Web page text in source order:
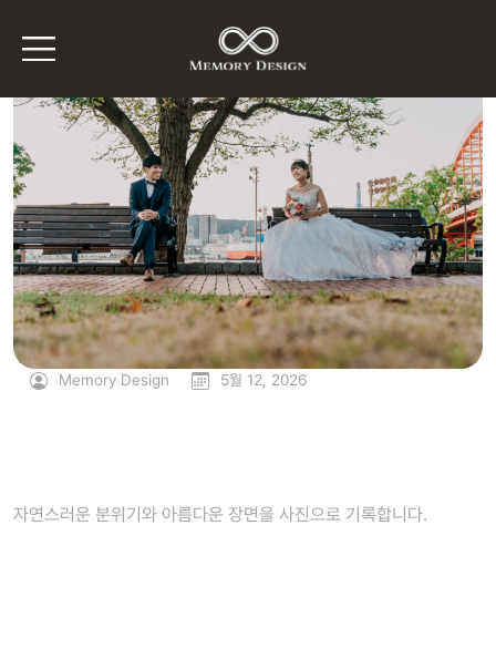
Memory Design 5월 12, 2026
자연스러운 분위기와 아름다운 장면을 사진으로 기록합니다.